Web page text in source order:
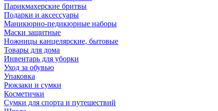
Парикмахерские бритвы
Подарки и аксессуары
Маникюрно-педикюрные наборы
Маски защитные
Ножницы канцелярские, бытовые
Товары для дома
Инвентарь для уборки
Уход за обувью
Упаковка
Рюкзаки и сумки
Косметички
Сумки для спорта и путешествий